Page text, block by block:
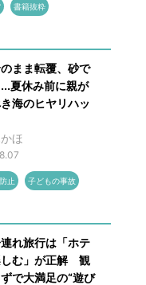
書籍抜粋
まま転覆、砂で
夏休み前に親が
海のヒヤリハッ
ほ
止 子どもの事故
れ旅行は「ホテ
しむ」が正解 観
で大満足の“遊び